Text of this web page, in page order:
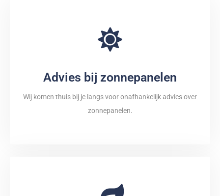
Advies bij zonnepanelen
Wij komen thuis bij je langs voor onafhankelijk advies over
zonnepanelen.